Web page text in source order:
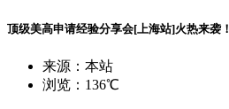
顶级美高申请经验分享会[上海站]火热来袭！
来源：本站
浏览：136℃